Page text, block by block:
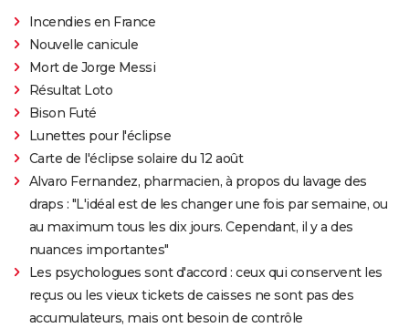
Incendies en France
Nouvelle canicule
Mort de Jorge Messi
Résultat Loto
Bison Futé
Lunettes pour l'éclipse
Carte de l'éclipse solaire du 12 août
Alvaro Fernandez, pharmacien, à propos du lavage des
draps : "L'idéal est de les changer une fois par semaine, ou
au maximum tous les dix jours. Cependant, il y a des
nuances importantes"
Les psychologues sont d'accord : ceux qui conservent les
reçus ou les vieux tickets de caisses ne sont pas des
accumulateurs, mais ont besoin de contrôle